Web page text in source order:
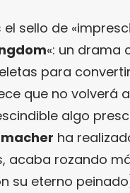
sello de
«: un drama
para
que no volverá
algo
ha
acaba rozando
su eterno